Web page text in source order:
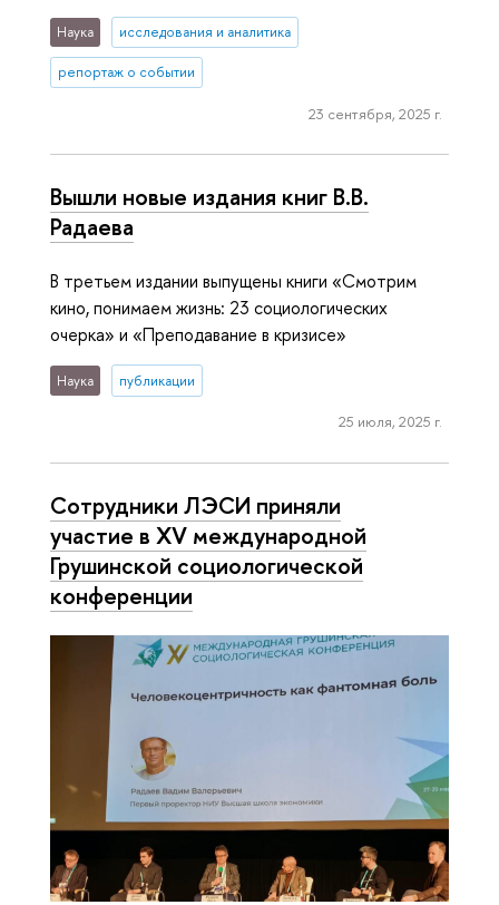
Наука исследования и аналитика
репортаж о событии
23 сентября, 2025 г.
Вышли новые издания книг В.В.
Радаева
В третьем издании выпущены книги «Смотрим
кино, понимаем жизнь: 23 социологических
очерка» и «Преподавание в кризисе»
Наука публикации
25 июля, 2025 г.
Сотрудники ЛЭСИ приняли
участие в XV международной
Грушинской социологической
конференции